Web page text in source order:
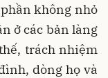
không nhỏ
ở các bản làng
trách nhiệm
dòng họ và